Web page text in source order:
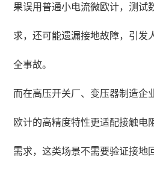
果误用普通小电流微欧计，测试
求，还可能遗漏接地故障，引发
全事故。
而在高压开关厂、变压器制造企
欧计的高精度特性更适配接触电
需求，这类场景不需要验证接地